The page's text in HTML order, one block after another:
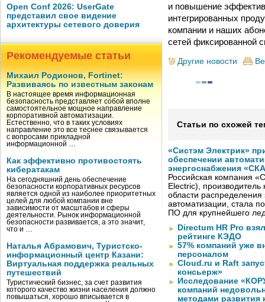
Open Conf 2026: UserGate
представил свое видение
архитектуры сетевого доверия
Рекомендуемые статьи
Михаил Родионов, Fortinet:
Развиваясь по известным законам
В настоящее время информационная
безопасность представляет собой вполне
самостоятельное мощное направление
корпоративной автоматизации.
Естественно, что в таких условиях
направление это все теснее связывается
с вопросами прикладной
информационной …
Как эффективно противостоять
кибератакам
На сегодняшний день обеспечение
безопасности корпоративных ресурсов
является одной из наиболее приоритетных
целей для любой компании вне
зависимости от масштабов и сферы
деятельности. Рынок информационной
безопасности развивается, а это значит,
что и …
Наталья Абрамович, Туристско-
информационный центр Казани:
Виртуальная поддержка реальных
путешествий
Туристический бизнес, за счет развития
которого качество жизни населения должно
повышаться, хорошо вписывается в
и повышение
интегрированных
компании и наших
сетей фиксированной
Другие новости
Статьи по схожей
«Систэм Электрик»
обеспечении
энергоснабжения
Российская компания
Electric),
области распределения
автоматизации, стала
ПО для крупнейшего
Directum HR Pro
рейтинге КЭДО
57% компаний уже
персоналом
Cloud.ru и Raft
консьерж»
Исследование
компаний
методами развития